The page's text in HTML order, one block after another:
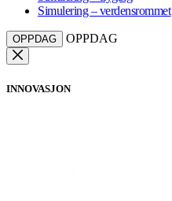
Simulering – verdensrommet
OPPDAG OPPDAG
INNOVASJON